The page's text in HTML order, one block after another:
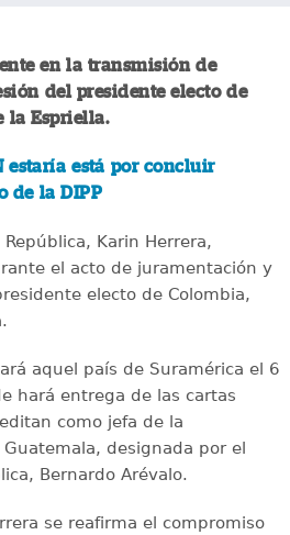
en la transmisión de
del presidente electo de
la Espriella.
estaría está por concluir
de la DIPP
Karin Herrera,
el acto de juramentación y
electo de Colombia,
aquel país de Suramérica el 6
hará entrega de las cartas
como jefa de la
designada por el
Bernardo Arévalo.
se reafirma el compromiso